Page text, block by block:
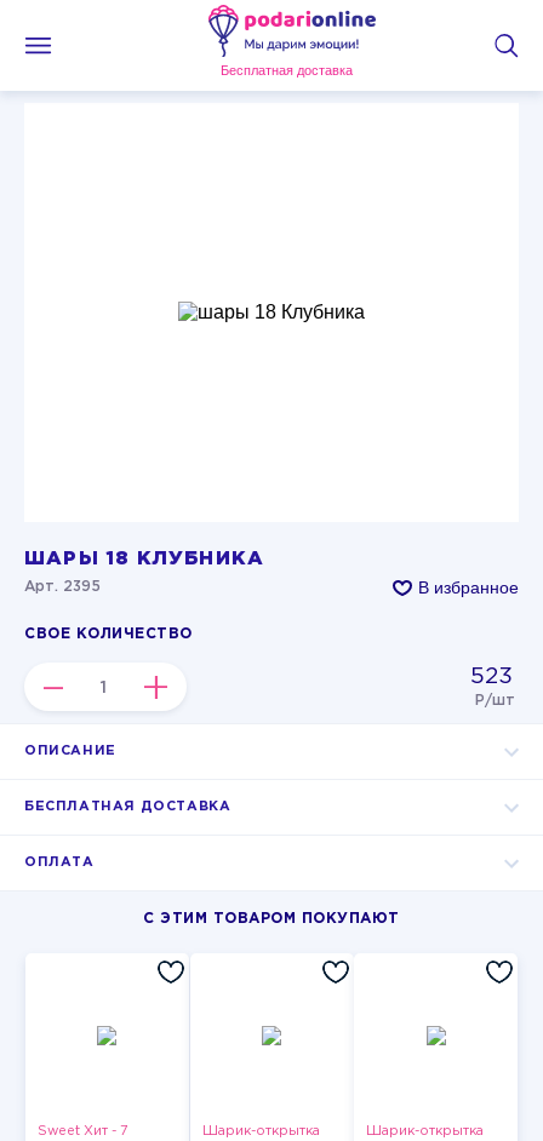
Бесплатная доставка
ШАРЫ 18 КЛУБНИКА
Арт. 2395 В избранное
СВОЕ КОЛИЧЕСТВО
– + 523
Р/шт
ОПИСАНИЕ
БЕСПЛАТНАЯ ДОСТАВКА
ОПЛАТА
С ЭТИМ ТОВАРОМ ПОКУПАЮТ
Sweet Хит - 7
Шарик-открытка
Шарик-открытка